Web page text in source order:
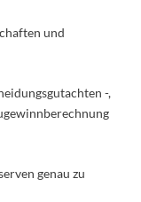
und
-,
genau zu